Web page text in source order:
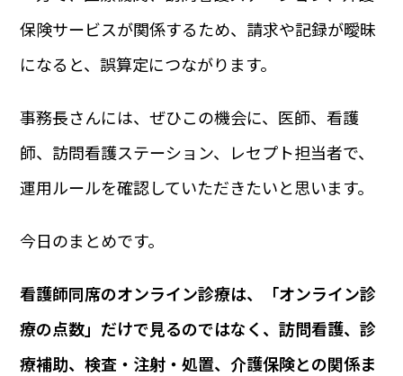
保険サービスが関係するため、請求や記録が曖昧
になると、誤算定につながります。
事務長さんには、ぜひこの機会に、医師、看護
師、訪問看護ステーション、レセプト担当者で、
運用ルールを確認していただきたいと思います。
今日のまとめです。
看護師同席のオンライン診療は、「オンライン診
療の点数」だけで見るのではなく、訪問看護、診
療補助、検査・注射・処置、介護保険との関係ま